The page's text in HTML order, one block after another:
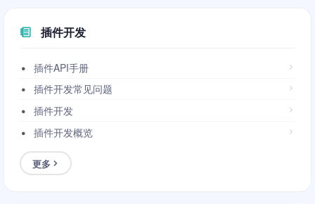
插件开发
插件API手册
插件开发常见问题
插件开发
插件开发概览
更多